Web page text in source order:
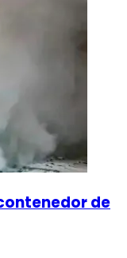
de